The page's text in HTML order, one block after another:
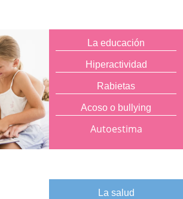
La educación
Hiperactividad
Rabietas
Acoso o bullying
Autoestima
La salud